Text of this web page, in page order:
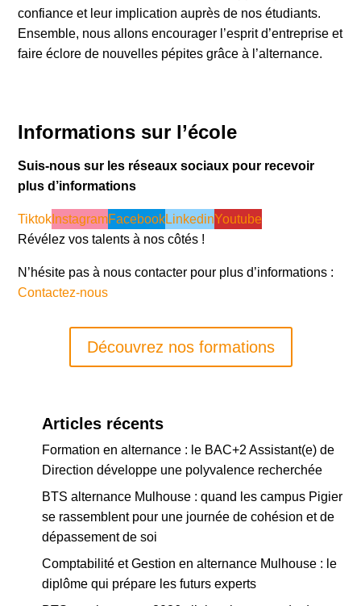
confiance et leur implication auprès de nos étudiants.
Ensemble, nous allons encourager l’esprit d’entreprise et
faire éclore de nouvelles pépites grâce à l’alternance.
Informations sur l’école
Suis-nous sur les réseaux sociaux pour recevoir
plus d’informations
Tiktok InstagramFacebookLinkedinYoutube
Révélez vos talents à nos côtés !
N’hésite pas à nous contacter pour plus d’informations :
Contactez-nous
Découvrez nos formations
Articles récents
Formation en alternance : le BAC+2 Assistant(e) de
Direction développe une polyvalence recherchée
BTS alternance Mulhouse : quand les campus Pigier
se rassemblent pour une journée de cohésion et de
dépassement de soi
Comptabilité et Gestion en alternance Mulhouse : le
diplôme qui prépare les futurs experts